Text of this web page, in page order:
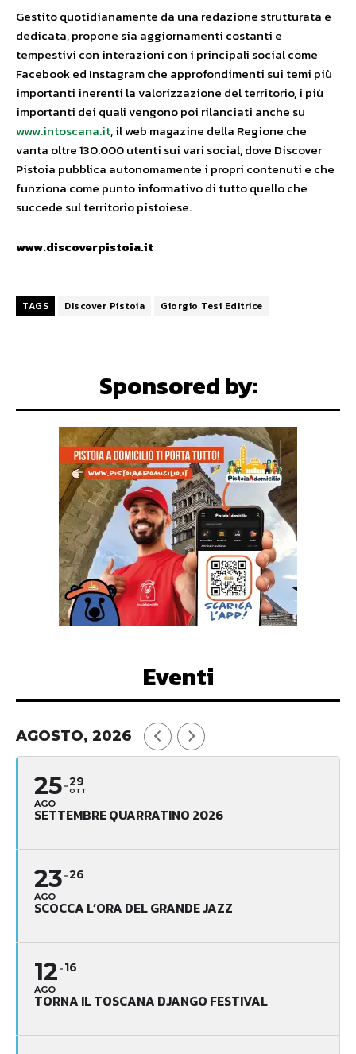
Gestito quotidianamente da una redazione strutturata e
dedicata, propone sia aggiornamenti costanti e
tempestivi con interazioni con i principali social come
Facebook ed Instagram che approfondimenti sui temi più
importanti inerenti la valorizzazione del territorio, i più
importanti dei quali vengono poi rilanciati anche su
www.intoscana.it, il web magazine della Regione che
vanta oltre 130.000 utenti sui vari social, dove Discover
Pistoia pubblica autonomamente i propri contenuti e che
funziona come punto informativo di tutto quello che
succede sul territorio pistoiese.
www.discoverpistoia.it
TAGS Discover Pistoia Giorgio Tesi Editrice
Sponsored by:
Eventi
AGOSTO, 2026
25
AGO
29
OTT
SETTEMBRE QUARRATINO 2026
23
AGO
26
SCOCCA L’ORA DEL GRANDE JAZZ
12
AGO
16
TORNA IL TOSCANA DJANGO FESTIVAL